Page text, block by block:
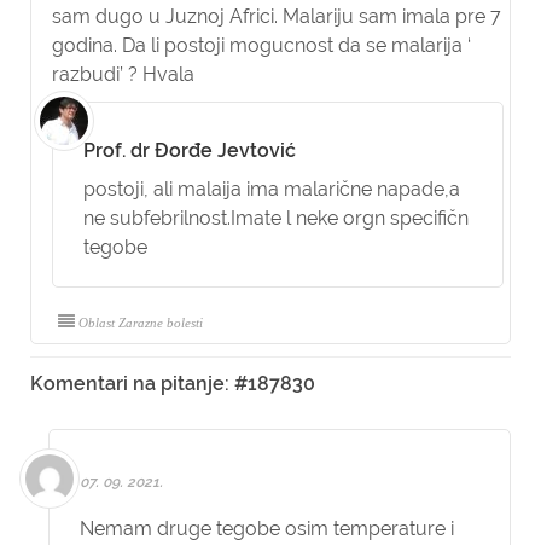
sam dugo u Juznoj Africi. Malariju sam imala pre 7
godina. Da li postoji mogucnost da se malarija ‘
razbudi’ ? Hvala
Prof. dr Đorđe Jevtović
postoji, ali malaija ima malarične napade,a
ne subfebrilnost.Imate l neke orgn specifičn
tegobe
Oblast Zarazne bolesti
Komentari na pitanje: #187830
07. 09. 2021.
Nemam druge tegobe osim temperature i